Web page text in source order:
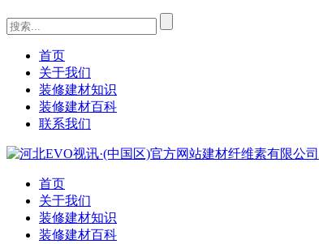
首页
关于我们
装修建材知识
装修建材百科
联系我们
首页
关于我们
装修建材知识
装修建材百科